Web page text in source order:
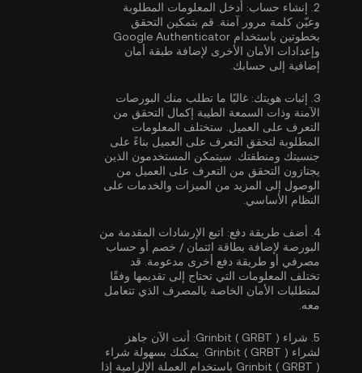
2. إنشاء حساب: أدخل المعلومات المطلوبة
وعيّن كلمة مرور آمنة. قم بتمكين التحقق
بخطوتين باستخدام Google Authenticator
وإعدادات الأمان الأخرى لإضافة طبقة أمان
إضافية إلى حسابك.
3. إثبات هويتك: غالبًا ما تطلب منك البورصات
الآمنة وذات السمعة الطيبة إكمال التحقق من
التعرف على العميل . ستختلف المعلومات
المطلوبة لتحقق التعرف على العميل بناءً على
جنسيتك ومنطقتك. سيتمكن المستخدمون الذين
يجتازون التحقق من التعرف على العميل من
الوصول إلى المزيد من الميزات والخدمات على
النظام الأساسي.
4. أضف طريقة دفع: اتبع الإرشادات المقدمة من
البورصة لإضافة بطاقة ائتمان / خصم أو حساب
مصرفي أو طريقة دفع أخرى مدعومة. قد
تختلف المعلومات التي تحتاج إلى تقديمها وفقًا
لمتطلبات الأمان الخاصة بالمصرف الذي تتعامل
معه.
5. شراء Grinbit ( GRBT ):
أنت الآن جاهز
لشراء Grinbit ( GRBT ). يمكنك بسهولة شراء
Grinbit ( GRBT ) باستخدام العملة الإلزامية إذا